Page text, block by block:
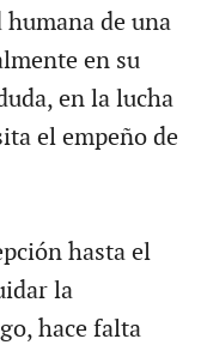
de una
en su
en la lucha
el empeño de
hasta el
la
hace falta